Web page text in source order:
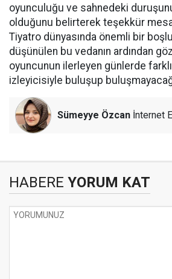
oyunculuğu ve sahnedeki
olduğunu belirterek teşekkür
Tiyatro dünyasında önemli bir
düşünülen bu vedanın ardından
oyuncunun ilerleyen günlerde
izleyicisiyle buluşup
Sümeyye Özcan İnternet
HABERE YORUM KAT